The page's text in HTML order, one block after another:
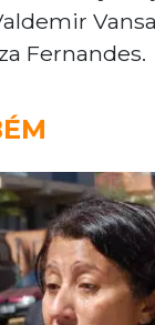
Fernandes.